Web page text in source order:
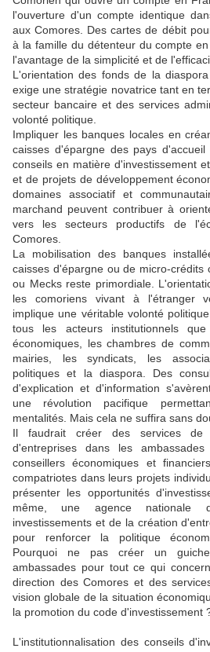
l'ouverture d'un compte identique
aux Comores. Des cartes de débit
à la famille du détenteur du compte
l'avantage de la simplicité et de
L'orientation des fonds de la
exige une stratégie novatrice tant en
secteur bancaire et des services
volonté politique.
Impliquer les banques locales en
caisses d'épargne des pays
conseils en matière d'investissement
et de projets de développement
domaines associatif et
marchand peuvent contribuer à
vers les secteurs productifs de
Comores.
La mobilisation des banques
caisses d'épargne ou de micro-crédits
ou Mecks reste primordiale.
les comoriens vivant à l'étranger
implique une véritable volonté
tous les acteurs institutionnels
économiques, les chambres de
mairies, les syndicats, les
politiques et la diaspora. Des
d'explication et d'information
une révolution pacifique
mentalités. Mais cela ne suffira sans
Il faudrait créer des services
d'entreprises dans les
conseillers économiques et
compatriotes dans leurs projets
présenter les opportunités
même, une agence nationale
investissements et de la création
pour renforcer la politique
Pourquoi ne pas créer un
ambassades pour tout ce qui
direction des Comores et des
vision globale de la situation
la promotion du code d'investissement
L'institutionnalisation des conseils